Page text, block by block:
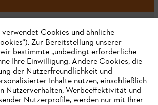
Fragen
Cookies und ähnliche
Zur Bereitstellung unserer
bestimmte „unbedingt erforderliche
Ihre Einwilligung. Andere Cookies, die
der Nutzerfreundlichkeit und
Inhalte nutzen, einschließlich
Nutzerverhalten, Werbeeffektivität und
Nutzerprofile, werden nur mit Ihrer